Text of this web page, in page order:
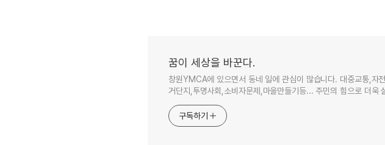
꿈이 세상을 바꾼다.
창원YMCA에 있으면서 동네 일에 관심이 많습니다. 대중교통,자
거단지,투명사회,소비자문제,마을만들기등... 주민의 힘으로 더욱
구독하기